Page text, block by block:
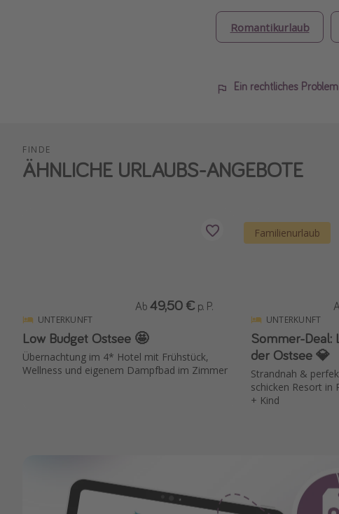
Romantikurlaub
Ein rechtliches
FINDE
ÄHNLICHE URLAUBS-ANGEBOTE
UNTERKUNFT
Low Budget Ostsee 🤩
Übernachtung im 4* Hotel mit Frühstück,
Wellness und eigenem Dampfbad im Zimmer
Ab 49,50 € p. P.
Familienurlaub
UNTERKUNFT
Sommer-Deal:
der Ostsee 💎
Strandnah &
schicken Resort in
+ Kind